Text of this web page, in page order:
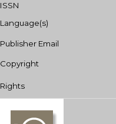
ISSN
Language(s)
Publisher Email
Copyright
Rights